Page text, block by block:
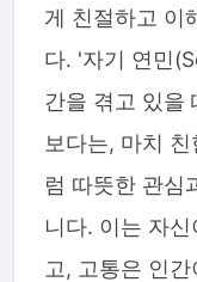
게 친절하고 이
다. '자기 연민
간을 겪고 있을
보다는, 마치
럼 따뜻한 관심
니다. 이는 자
고, 고통은 인